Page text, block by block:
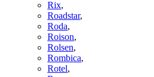
Rix,
Roadstar,
Roda,
Roison,
Rolsen,
Rombica,
Rotel,